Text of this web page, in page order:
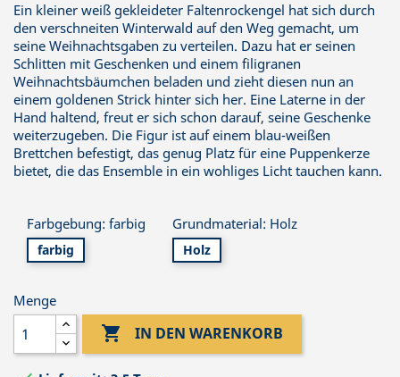
Ein kleiner weiß gekleideter Faltenrockengel hat sich durch
den verschneiten Winterwald auf den Weg gemacht, um
seine Weihnachtsgaben zu verteilen. Dazu hat er seinen
Schlitten mit Geschenken und einem filigranen
Weihnachtsbäumchen beladen und zieht diesen nun an
einem goldenen Strick hinter sich her. Eine Laterne in der
Hand haltend, freut er sich schon darauf, seine Geschenke
weiterzugeben. Die Figur ist auf einem blau-weißen
Brettchen befestigt, das genug Platz für eine Puppenkerze
bietet, die das Ensemble in ein wohliges Licht tauchen kann.
Farbgebung: farbig
farbig
Grundmaterial: Holz
Holz
Menge
 IN DEN WARENKORB